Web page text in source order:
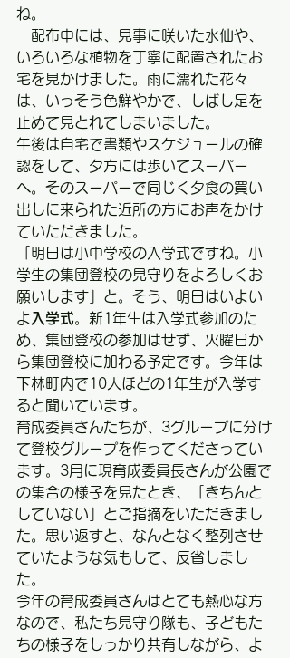
ね。
配布中には、見事に咲いた水仙や、
いろいろな植物を丁寧に配置されたお
宅を見かけました。雨に濡れた花々
は、いっそう色鮮やかで、しばし足を
止めて見とれてしまいました。
午後は自宅で書類やスケジュールの確
認をして、夕方には歩いてスーパー
へ。そのスーパーで同じく夕食の買い
出しに来られた近所の方にお声をかけ
ていただきました。
「明日は小中学校の入学式ですね。小
学生の集団登校の見守りをよろしくお
願いします」と。そう、明日はいよい
よ入学式。新1年生は入学式参加のた
め、集団登校の参加はせず、火曜日か
ら集団登校に加わる予定です。今年は
下林町内で10人ほどの1年生が入学す
ると聞いています。
育成委員さんたちが、3グループに分け
て登校グループを作ってくださってい
ます。3月に現育成委員長さんが公園で
の集合の様子を見たとき、「きちんと
していない」とご指摘をいただきまし
た。思い返すと、なんとなく整列させ
ていたような気もして、反省しまし
た。
今年の育成委員さんはとても熱心な方
なので、私たち見守り隊も、子どもた
ちの様子をしっかり共有しながら、よ